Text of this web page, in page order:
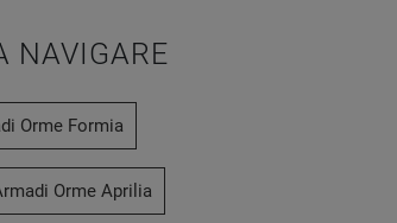
NAVIGARE
Orme Formia
Orme Aprilia